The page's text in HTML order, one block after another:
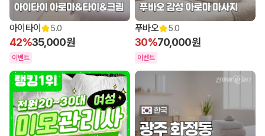
아이타이 5.0
42%35,000원
이벤트
푸바오 5.0
30%70,000원
이벤트